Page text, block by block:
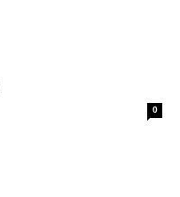
0